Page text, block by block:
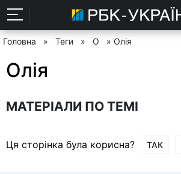
Головна » Теги » О » Олія
Олія
МАТЕРІАЛИ ПО ТЕМІ
Ця сторінка була корисна? ТАК